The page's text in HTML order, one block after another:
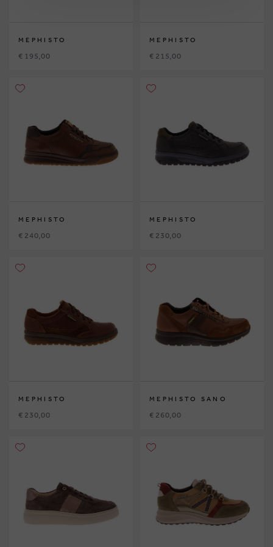
MEPHISTO
€ 195,00
MEPHISTO
€ 215,00
MEPHISTO
€ 240,00
MEPHISTO
€ 230,00
MEPHISTO
€ 230,00
MEPHISTO SANO
€ 260,00